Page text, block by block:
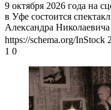
9 октября 2026 года на
в Уфе состоится
Александра
https://schema.org/InStock
1 0